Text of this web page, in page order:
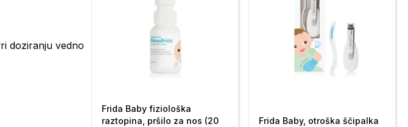
doziranju vedno
Frida Baby fiziološka
raztopina, pršilo za nos (20
Frida Baby, otroška ščipalka